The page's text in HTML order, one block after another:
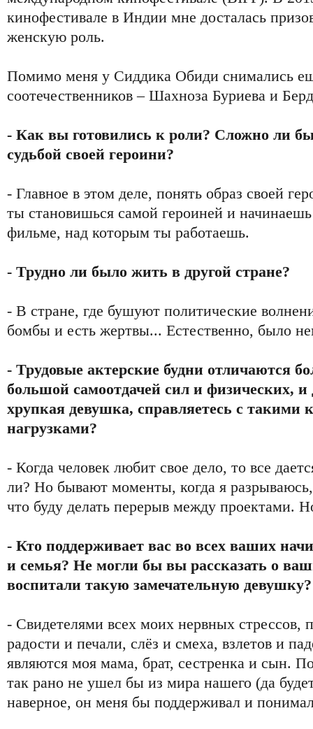
кинофестивале в Индии мне досталась
женскую роль.
Помимо меня у Сиддика Обиди снимались
соотечественников – Шахноза Буриева и
- Как вы готовились к роли? Сложно ли
судьбой своей героини?
- Главное в этом деле, понять образ своей
ты становишься самой героиней и
фильме, над которым ты работаешь.
- Трудно ли было жить в другой стране?
- В стране, где бушуют политические
бомбы и есть жертвы... Естественно, было
- Трудовые актерские будни отличаются
большой самоотдачей сил и физических,
хрупкая девушка, справляетесь с такими
нагрузками?
- Когда человек любит свое дело, то все
ли? Но бывают моменты, когда я
что буду делать перерыв между проектами.
- Кто поддерживает вас во всех ваших
и семья? Не могли бы вы рассказать о
воспитали такую замечательную девушку?
- Свидетелями всех моих нервных стрессов,
радости и печали, слёз и смеха, взлетов и
являются моя мама, брат, сестренка и сын.
так рано не ушел бы из мира нашего (да
наверное, он меня бы поддерживал и